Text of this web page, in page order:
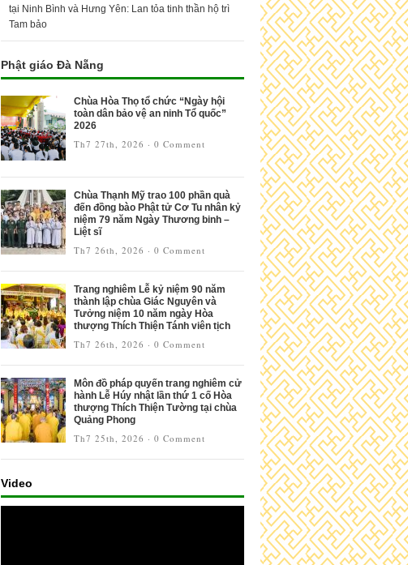
tại Ninh Bình và Hưng Yên: Lan tỏa tinh thần hộ trì
Tam bảo
Phật giáo Đà Nẵng
Chùa Hòa Thọ tổ chức “Ngày hội
toàn dân bảo vệ an ninh Tổ quốc”
2026
Th7 27th, 2026 · 0 Comment
Chùa Thạnh Mỹ trao 100 phần quà
đến đồng bào Phật tử Cơ Tu nhân kỷ
niệm 79 năm Ngày Thương binh –
Liệt sĩ
Th7 26th, 2026 · 0 Comment
Trang nghiêm Lễ kỷ niệm 90 năm
thành lập chùa Giác Nguyên và
Tưởng niệm 10 năm ngày Hòa
thượng Thích Thiện Tánh viên tịch
Th7 26th, 2026 · 0 Comment
Môn đồ pháp quyến trang nghiêm cử
hành Lễ Húy nhật lần thứ 1 cố Hòa
thượng Thích Thiện Tường tại chùa
Quảng Phong
Th7 25th, 2026 · 0 Comment
Video